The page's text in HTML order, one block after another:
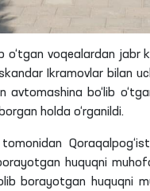
o‘tgan voqealardan
Ikramovlar bilan
avtomashina bo‘lib
holda o‘rganildi.
huquqni
borayotgan huquqni